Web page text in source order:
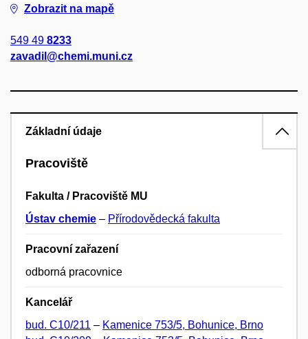
Zobrazit na mapě
549 49 8233
zavadil@chemi.muni.cz
Základní údaje
Pracoviště
Fakulta / Pracoviště MU
Ústav chemie – Přírodovědecká fakulta
Pracovní zařazení
odborná pracovnice
Kancelář
bud. C10/211 – Kamenice 753/5, Bohunice, Brno